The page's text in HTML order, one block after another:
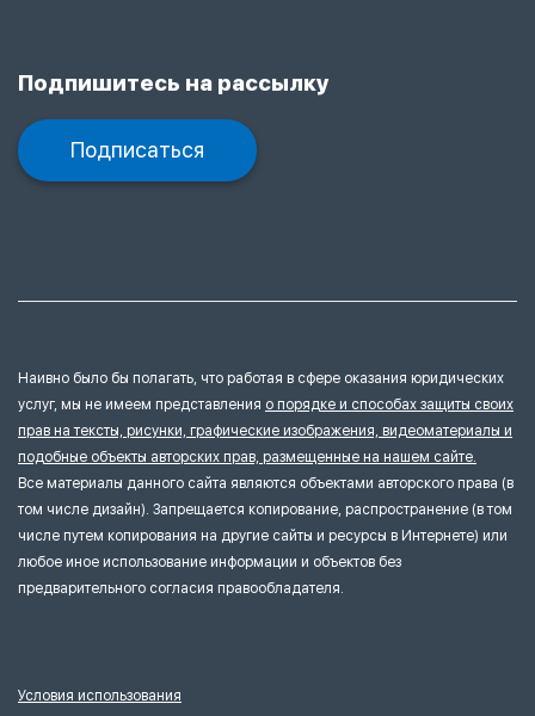
Подпишитесь на рассылку
Подписаться
Наивно было бы полагать, что работая в сфере оказания юридических
услуг, мы не имеем представления о порядке и способах защиты своих
прав на тексты, рисунки, графические изображения, видеоматериалы и
подобные объекты авторских прав, размещенные на нашем сайте.
Все материалы данного сайта являются объектами авторского права (в
том числе дизайн). Запрещается копирование, распространение (в том
числе путем копирования на другие сайты и ресурсы в Интернете) или
любое иное использование информации и объектов без
предварительного согласия правообладателя.
Условия использования